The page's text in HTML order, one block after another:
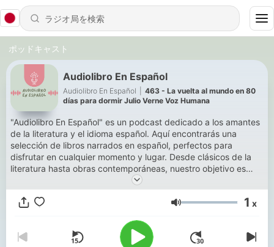
ポッドキャスト
Audiolibro En Español
Audiolibro En Español
463 - La vuelta al mundo en 80
días para dormir Julio Verne Voz Humana
"Audiolibro En Español" es un podcast dedicado a los amantes
de la literatura y el idioma español. Aquí encontrarás una
selección de libros narrados en español, perfectos para
disfrutar en cualquier momento y lugar. Desde clásicos de la
literatura hasta obras contemporáneas, nuestro objetivo es
acercarte al maravilloso mundo de los libros a través de la
magia del audio. ¡Acompáñanos en este viaje literario y vive las
historias como nunca antes!
Conviértete en un supporter de este podcast:
https://www.spreaker.com/podcast/audiolibro-en-espanol-
音量 1 x